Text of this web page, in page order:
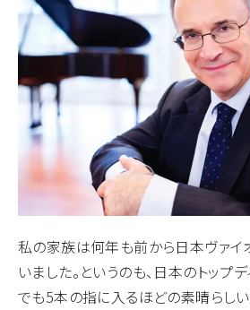
私の家族は何年も前から日本ヴァイ
いました。というのも、日本のトップ
でも5本の指に入るほどの素晴らしい